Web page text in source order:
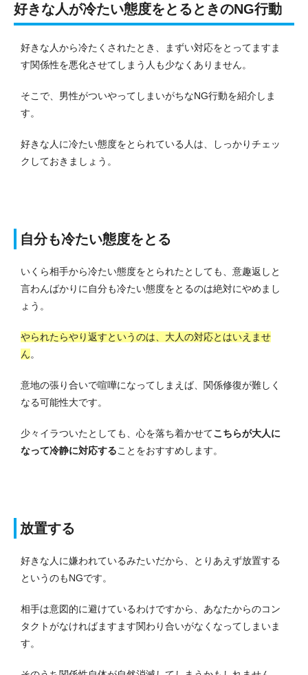
好きな人が冷たい態度をとるときのNG行動
好きな人から冷たくされたとき、まずい対応をとってますま
す関係性を悪化させてしまう人も少なくありません。
そこで、男性がついやってしまいがちなNG行動を紹介しま
す。
好きな人に冷たい態度をとられている人は、しっかりチェッ
クしておきましょう。
自分も冷たい態度をとる
いくら相手から冷たい態度をとられたとしても、意趣返しと
言わんばかりに自分も冷たい態度をとるのは絶対にやめまし
ょう。
やられたらやり返すというのは、大人の対応とはいえませ
ん。
意地の張り合いで喧嘩になってしまえば、関係修復が難しく
なる可能性大です。
少々イラついたとしても、心を落ち着かせてこちらが大人に
なって冷静に対応することをおすすめします。
放置する
好きな人に嫌われているみたいだから、とりあえず放置する
というのもNGです。
相手は意図的に避けているわけですから、あなたからのコン
タクトがなければますます関わり合いがなくなってしまいま
す。